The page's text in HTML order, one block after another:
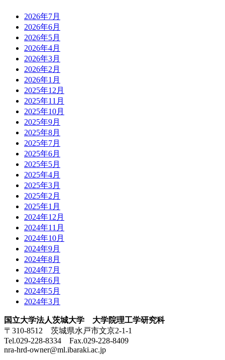
2026年7月
2026年6月
2026年5月
2026年4月
2026年3月
2026年2月
2026年1月
2025年12月
2025年11月
2025年10月
2025年9月
2025年8月
2025年7月
2025年6月
2025年5月
2025年4月
2025年3月
2025年2月
2025年1月
2024年12月
2024年11月
2024年10月
2024年9月
2024年8月
2024年7月
2024年6月
2024年5月
2024年3月
国立大学法人茨城大学 大学院理工学研究科
〒310-8512 茨城県水戸市文京2-1-1
Tel.029-228-8334 Fax.029-228-8409
nra-hrd-owner@ml.ibaraki.ac.jp